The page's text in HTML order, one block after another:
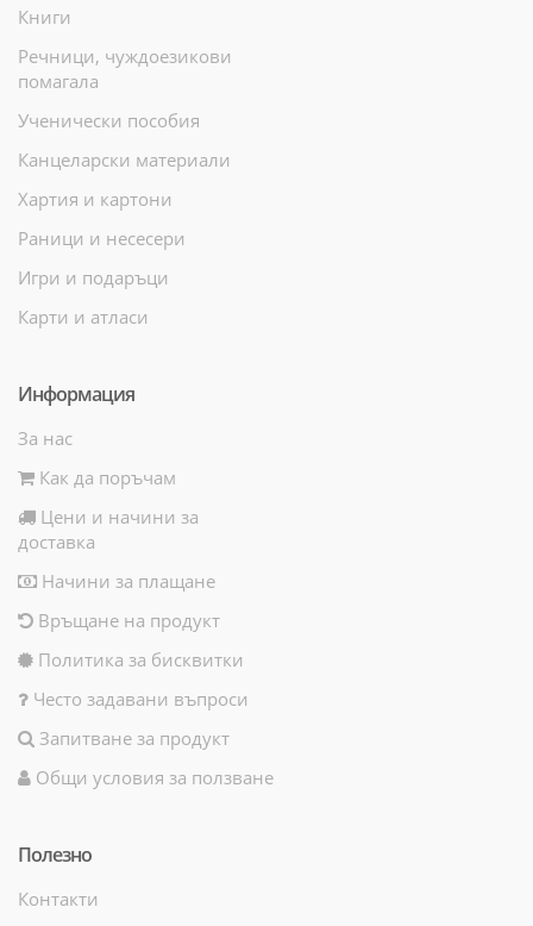
Книги
Речници, чуждоезикови
помагала
Ученически пособия
Канцеларски материали
Хартия и картони
Раници и несесери
Игри и подаръци
Карти и атласи
Информация
За нас
Как да поръчам
Цени и начини за
доставка
Начини за плащане
Връщане на продукт
Политика за бисквитки
Често задавани въпроси
Запитване за продукт
Общи условия за ползване
Полезно
Контакти